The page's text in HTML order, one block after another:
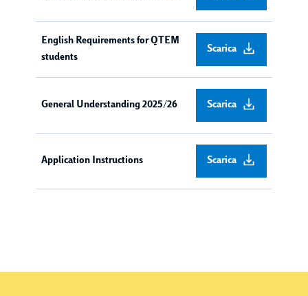
English Requirements for QTEM
students
Scarica
General Understanding 2025/26 Scarica
Application Instructions Scarica